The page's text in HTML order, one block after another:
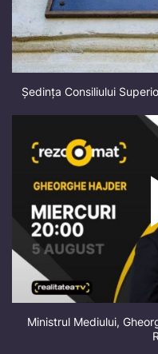
Ședința Consiliului
Ministrul Mediului,